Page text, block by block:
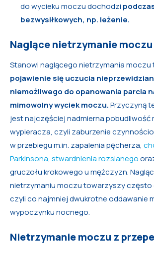
do wycieku moczu dochodzi
bezwysiłkowych, np. leżenie.
Naglące nietrzymanie moczu
Stanowi naglącego nietrzymania
pojawienie się uczucia
niemożliwego do opanowania parcia
mimowolny wyciek moczu.Przyczyną
jest najczęściej nadmierna pobudliwość
wypieracza, czyli zaburzenie
w przebiegu m.in. zapalenia pęcherza,
Parkinsona, stwardnienia rozsianego
gruczołu krokowego u mężczyzn.
nietrzymaniu moczu towarzyszy często
czyli co najmniej dwukrotne oddawanie
wypoczynku nocnego.
Nietrzymanie moczu z